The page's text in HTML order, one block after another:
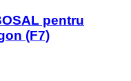
pentru
(F7)